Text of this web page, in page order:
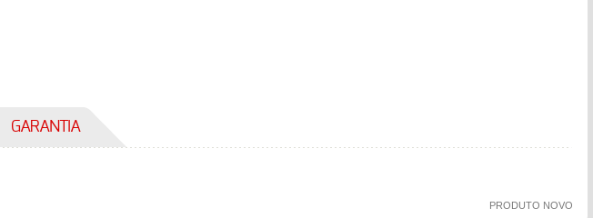
GARANTIA
PRODUTO NOVO